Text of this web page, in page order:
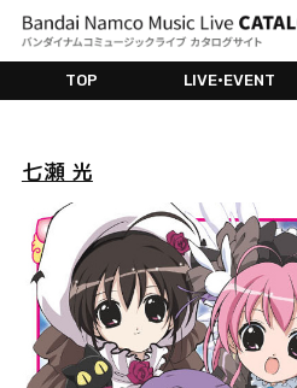
TOP LIVE•EVENT
七瀬 光